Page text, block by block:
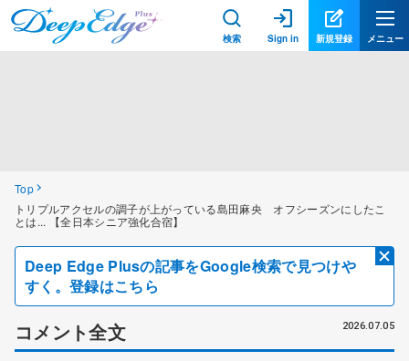
検索 Sign in 新規登録 メニュー
Top
トリプルアクセルの調子が上がっている島田麻央 オフシーズンにしたこ
とは... 【全日本シニア強化合宿】
Deep Edge Plusの記事をGoogle検索で見つけや
すく。登録はこちら
コメント全文 2026.07.05